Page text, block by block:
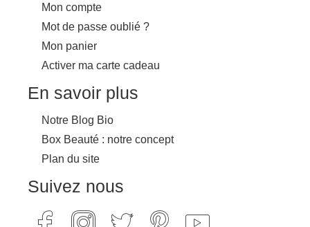
Mon compte
Mot de passe oublié ?
Mon panier
Activer ma carte cadeau
En savoir plus
Notre Blog Bio
Box Beauté : notre concept
Plan du site
Suivez nous